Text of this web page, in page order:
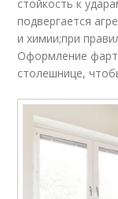
стойкость к
подвергается
и химии;при
Оформление
столешнице,